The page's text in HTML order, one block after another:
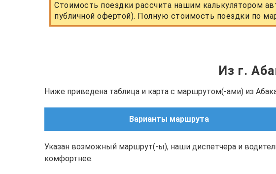
Стоимость поездки рассчита нашим калькулятором
публичной офертой). Полную стоимость поездки по
Из г.
Ниже приведена таблица и карта с маршрутом(-ами) из
Варианты маршрута
Указан возможный маршрут(-ы), наши диспетчера и
комфортнее.